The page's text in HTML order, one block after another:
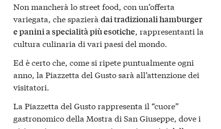
Non mancherà lo street food, con un’offerta
variegata, che spazierà dai tradizionali hamburger
e panini a specialità più esotiche, rappresentanti la
cultura culinaria di vari paesi del mondo.
Ed è certo che, come si ripete puntualmente ogni
anno, la Piazzetta del Gusto sarà all’attenzione dei
visitatori.
La Piazzetta del Gusto rappresenta il “cuore”
gastronomico della Mostra di San Giuseppe, dove i